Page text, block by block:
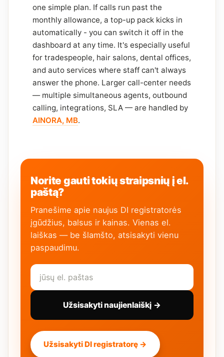
one simple plan. If calls run past the
monthly allowance, a top-up pack kicks in
automatically - you can switch it off in the
dashboard at any time. It's especially useful
for tradespeople, hair salons, dental offices,
and auto services where staff can't always
answer the phone. Larger call-center needs
— multiple simultaneous agents, outbound
calling, integrations, SLA — are handled by
AINORA, MB.
Norite gauti tokių straipsnių į el.
paštą?
Pranešime apie naujus DI registratorės
įgūdžius, balsus ir kainas. Vienas el.
laiškas — be šlamšto, atsisakyti vienu
paspaudimu.
Užsisakyti naujienlaiškį →
Užsisakyti DI registratorę →